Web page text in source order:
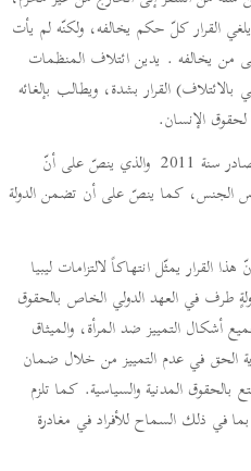
القرار كلّ حكم يخالفه، ولكنّه لم يأت
من يخالفه . يدين ائتلاف المنظمات
بالائتلاف) القرار بشدة، ويطالب بإلغائه
الإنسان.
يشكّل القرار انتهاكاً للإعلان الدستوري الصادر سنة 2011 والذي ينصّ على أنّ
الجنس، كما ينصّ على أن تضمن الدولة
القرار يمثّل انتهاكاً لالتزامات ليبيا
طرف في العهد الدولي الخاص بالحقوق
أشكال التمييز ضد المرأة، والميثاق
الحق في عدم التمييز من خلال ضمان
بالحقوق المدنية والسياسية. كما تلزم
في ذلك السماح للأفراد في مغادرة